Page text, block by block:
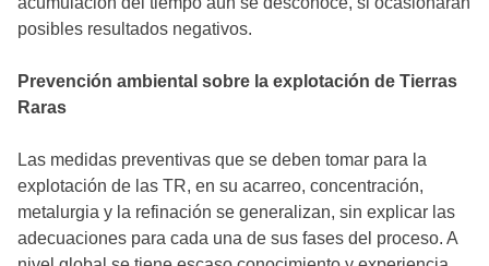
posibles resultados negativos.
Prevención ambiental sobre la explotación de Tierras
Raras
Las medidas preventivas que se deben tomar para la
explotación de las TR, en su acarreo, concentración,
metalurgia y la refinación se generalizan, sin explicar las
adecuaciones para cada una de sus fases del proceso. A